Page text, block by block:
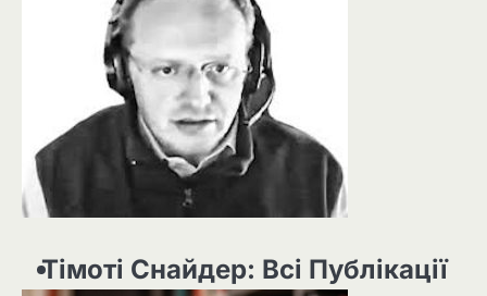
Тімоті Снайдер: Всі Публікації